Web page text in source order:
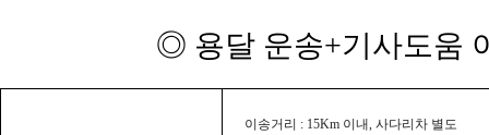
◎ 용달 운송+기사도움
이송거리 : 15Km 이내, 사다리차 별도